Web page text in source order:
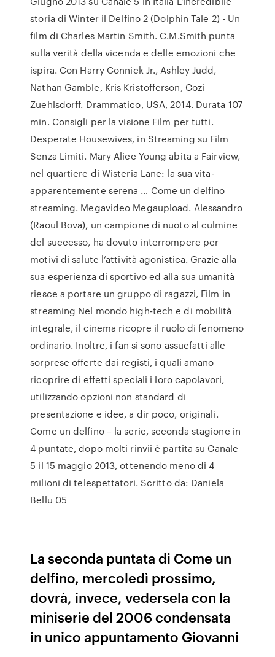
storia di Winter il Delfino 2 (Dolphin Tale 2) - Un
film di Charles Martin Smith. C.M.Smith punta
sulla verità della vicenda e delle emozioni che
ispira. Con Harry Connick Jr., Ashley Judd,
Nathan Gamble, Kris Kristofferson, Cozi
Zuehlsdorff. Drammatico, USA, 2014. Durata 107
min. Consigli per la visione Film per tutti.
Desperate Housewives, in Streaming su Film
Senza Limiti. Mary Alice Young abita a Fairview,
nel quartiere di Wisteria Lane: la sua vita-
apparentemente serena … Come un delfino
streaming. Megavideo Megaupload. Alessandro
(Raoul Bova), un campione di nuoto al culmine
del successo, ha dovuto interrompere per
motivi di salute l’attività agonistica. Grazie alla
sua esperienza di sportivo ed alla sua umanità
riesce a portare un gruppo di ragazzi, Film in
streaming Nel mondo high-tech e di mobilità
integrale, il cinema ricopre il ruolo di fenomeno
ordinario. Inoltre, i fan si sono assuefatti alle
sorprese offerte dai registi, i quali amano
ricoprire di effetti speciali i loro capolavori,
utilizzando opzioni non standard di
presentazione e idee, a dir poco, originali.
Come un delfino – la serie, seconda stagione in
4 puntate, dopo molti rinvii è partita su Canale
5 il 15 maggio 2013, ottenendo meno di 4
milioni di telespettatori. Scritto da: Daniela
Bellu 05
La seconda puntata di Come un
delfino, mercoledì prossimo,
dovrà, invece, vedersela con la
miniserie del 2006 condensata
in unico appuntamento Giovanni